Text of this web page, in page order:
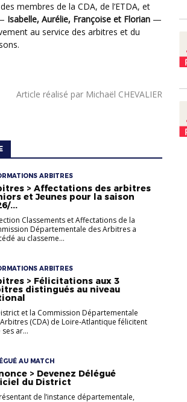
Isabelle, Aurélie, Françoise et Florian —
au service des arbitres et du
Article réalisé par Michaël CHEVALIER
ARBITRES
> Affectations des arbitres
et Jeunes pour la saison
...
Classements et Affectations de la
Départementale des Arbitres a
au classeme...
ARBITRES
> Félicitations aux 3
distingués au niveau
et la Commission Départementale
(CDA) de Loire‑Atlantique félicitent
ar...
AU MATCH
> Devenez Délégué
du District
de l’instance départementale,